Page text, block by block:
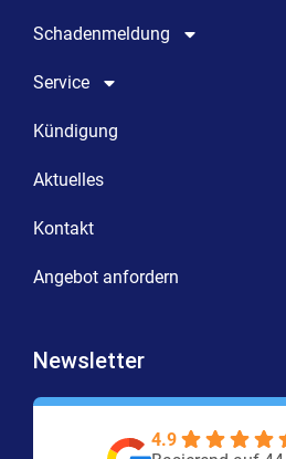
Schadenmeldung
Service
Kündigung
Aktuelles
Kontakt
Angebot anfordern
Newsletter
4.9